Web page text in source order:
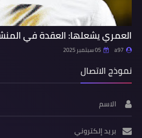
العمري يشعلها: العقدة في
a97 05 سبتمبر 2025
نموذج الاتصال
الاسم
بريد إلكتروني